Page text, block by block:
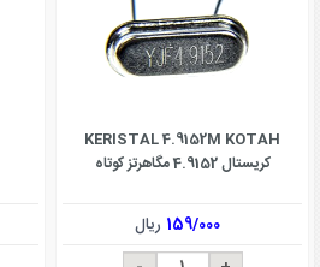
KERISTAL 4.9152M KOTAH
کریستال 4.9152 مگاهرتز کوتاه
159/000 ریال